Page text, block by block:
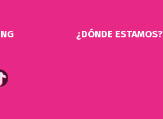
¿DÓNDE ESTAMOS?